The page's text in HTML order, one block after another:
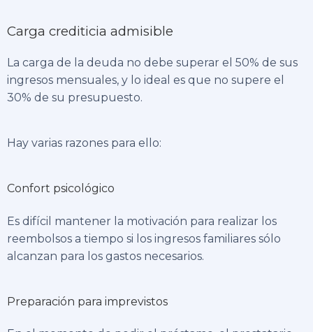
Carga crediticia admisible
La carga de la deuda no debe superar el 50% de sus
ingresos mensuales, y lo ideal es que no supere el
30% de su presupuesto.
Hay varias razones para ello:
Confort psicológico
Es difícil mantener la motivación para realizar los
reembolsos a tiempo si los ingresos familiares sólo
alcanzan para los gastos necesarios.
Preparación para imprevistos